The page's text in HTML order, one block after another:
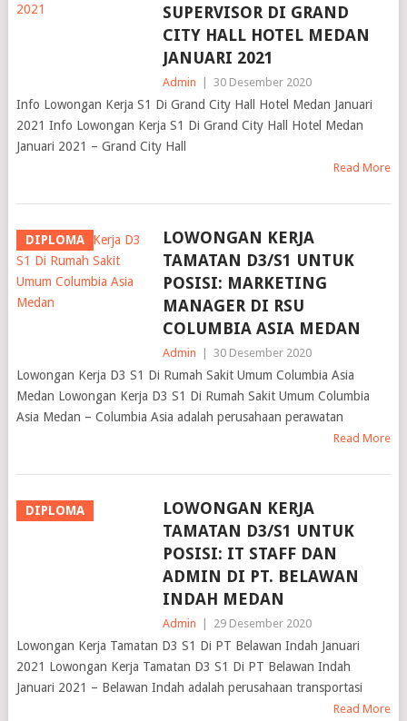
SUPERVISOR DI GRAND
CITY HALL HOTEL MEDAN
JANUARI 2021
Admin 30 Desember 2020
Info Lowongan Kerja S1 Di Grand City Hall Hotel Medan Januari
2021 Info Lowongan Kerja S1 Di Grand City Hall Hotel Medan
Januari 2021 – Grand City Hall
Read More
DIPLOMA
LOWONGAN KERJA
TAMATAN D3/S1 UNTUK
POSISI: MARKETING
MANAGER DI RSU
COLUMBIA ASIA MEDAN
Admin 30 Desember 2020
Lowongan Kerja D3 S1 Di Rumah Sakit Umum Columbia Asia
Medan Lowongan Kerja D3 S1 Di Rumah Sakit Umum Columbia
Asia Medan – Columbia Asia adalah perusahaan perawatan
Read More
DIPLOMA
LOWONGAN KERJA
TAMATAN D3/S1 UNTUK
POSISI: IT STAFF DAN
ADMIN DI PT. BELAWAN
INDAH MEDAN
Admin 29 Desember 2020
Lowongan Kerja Tamatan D3 S1 Di PT Belawan Indah Januari
2021 Lowongan Kerja Tamatan D3 S1 Di PT Belawan Indah
Januari 2021 – Belawan Indah adalah perusahaan transportasi
Read More